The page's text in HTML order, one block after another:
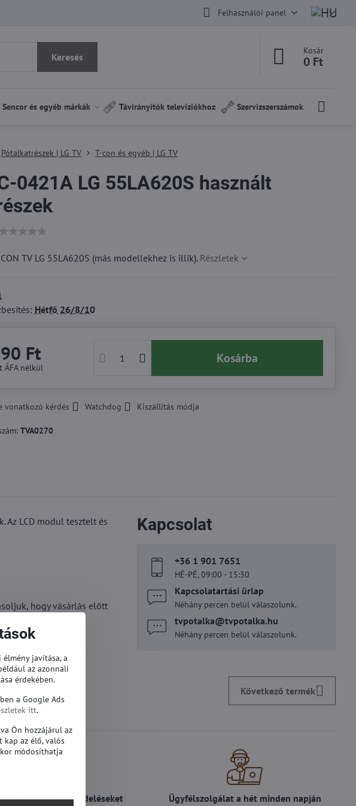
Felhasználói panel
Keresés
Kosár
0 Ft
Sencor és egyéb márkák Távirányítók televíziókhoz Szervizszerszámok
Pótalkatrészek | LG TV T-con és egyéb | LG TV
0421A LG 55LA620S használt
TV LG 55LA620S (más modellekhez is illik). Részletek
Hétfő 26/8/10
Ft
ÁFA nélkül
Kosárba
vonatkozó kérdés Watchdog Kiszállítás módja
TVA0270
Az LCD modul tesztelt és
hogy vásárlás előtt
kérdése van.
Kapcsolat
+36 1 901 7651
HÉ-PÉ, 09:00 - 15:30
Kapcsolatartási űrlap
Néhány percen belül válaszolunk.
tvpotalka​@tvpotalka​.hu
Néhány percen belül válaszolunk.
Következő termék
óráig leadott rendeléseket Ügyfélszolgálat a hét minden napján
javítása, a
az azonnali
érdekében.
a Google Ads
itt.
Ön hozzájárul az
kap az élő, valós
módosíthatja